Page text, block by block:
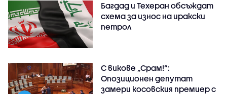
Багдад и Техеран обсъждат
схема за износ на иракски
петрол
С викове „Срам!“:
Опозиционен депутат
замери косовския премиер с